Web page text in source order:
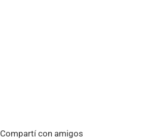
Compartí con amigos